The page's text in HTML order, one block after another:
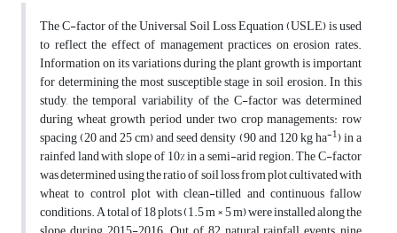
The C-factor of the Universal Soil Loss Equation (USLE) is used
to reflect the effect of management practices on erosion rates.
Information on its variations during the plant growth is important
for determining the most susceptible stage in soil erosion. In this
study, the temporal variability of the C-factor was determined
during wheat growth period under two crop managements: row
spacing (20 and 25 cm) and seed density (90 and 120 kg ha-1) in a
rainfed land with slope of 10% in a semi-arid region. The C-factor
was determined using the ratio of soil loss from plot cultivated with
wheat to control plot with clean-tilled and continuous fallow
conditions. A total of 18 plots (1.5 m × 5 m) were installed along the